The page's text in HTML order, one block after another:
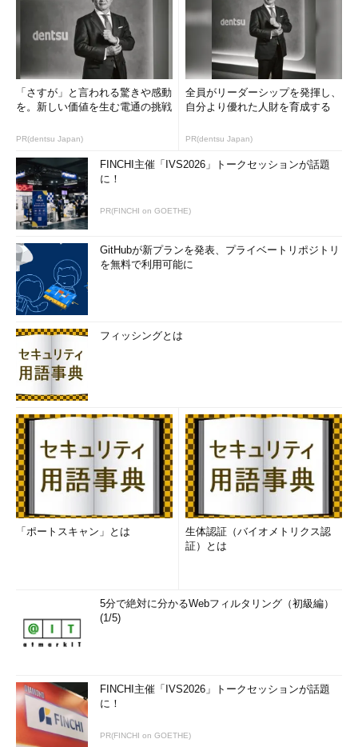
「さすが」と言われる驚きや感動
を。新しい価値を生む電通の挑戦
PR(dentsu Japan)
全員がリーダーシップを発揮し、
自分より優れた人財を育成する
PR(dentsu Japan)
FINCHI主催「IVS2026」トークセッションが話題
に！
PR(FINCHI on GOETHE)
GitHubが新プランを発表、プライベートリポジトリ
を無料で利用可能に
フィッシングとは
「ポートスキャン」とは
生体認証（バイオメトリクス認
証）とは
5分で絶対に分かるWebフィルタリング（初級編）
(1/5)
FINCHI主催「IVS2026」トークセッションが話題
に！
PR(FINCHI on GOETHE)